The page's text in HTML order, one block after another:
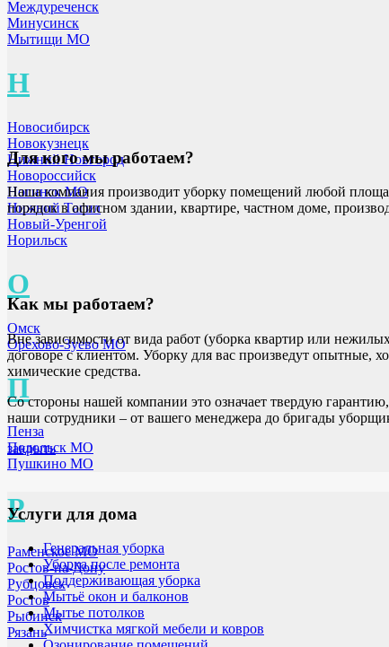
Междуреченск
Минусинск
Мытищи МО
Н
Новосибирск
Новокузнецк
Нижний Новгород
Новороссийск
Ногинск МО
Нижний Тагил
Новый-Уренгой
Норильск
О
Омск
Орехово-Зуево МО
П
Пенза
Подольск МО
Пушкино МО
Р
Раменское МО
Ростов-на-Дону
Рубцовск
Ростов
Рыбинск
Рязань
Для кого мы работаем?
Наша компания производит уборку помещений любой
порядок в офисном здании, квартире, частном доме,
Как мы работаем?
Вне зависимости от вида работ (уборка квартир или
договоре с клиентом. Уборку для вас произведут
химические средства.
Со стороны нашей компании это означает твердую
наши сотрудники – от вашего менеджера до бригады
закрыть
Услуги для дома
Генеральная уборка
Уборка после ремонта
Поддерживающая уборка
Мытьё окон и балконов
Мытье потолков
Химчистка мягкой мебели и ковров